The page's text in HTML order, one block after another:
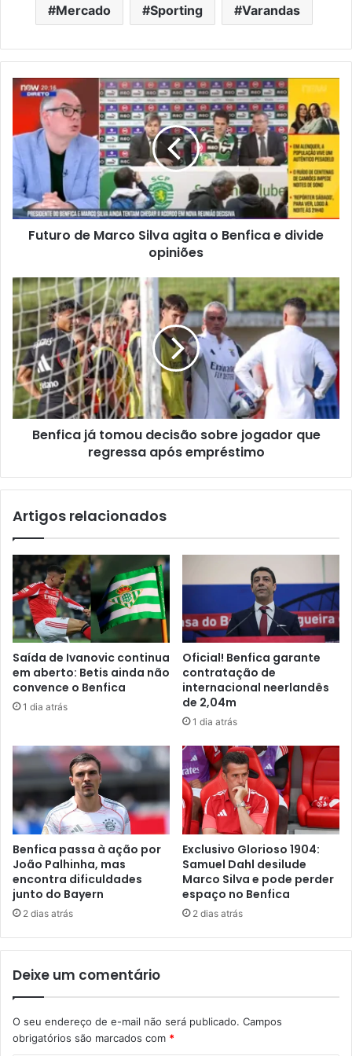
Mercado Sporting Varandas
Futuro de Marco Silva agita o Benfica e divide
opiniões
Benfica já tomou decisão sobre jogador que
regressa após empréstimo
Artigos relacionados
Saída de Ivanovic continua
em aberto: Betis ainda não
convence o Benfica
1 dia atrás
Oficial! Benfica garante
contratação de
internacional neerlandês
de 2,04m
1 dia atrás
Benfica passa à ação por
João Palhinha, mas
encontra dificuldades
junto do Bayern
2 dias atrás
Exclusivo Glorioso 1904:
Samuel Dahl desilude
Marco Silva e pode perder
espaço no Benfica
2 dias atrás
Deixe um comentário
O seu endereço de e-mail não será publicado. Campos
obrigatórios são marcados com *